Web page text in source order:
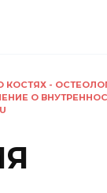
КОСТЯХ -
О